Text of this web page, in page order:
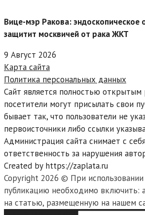
Вице-мэр Ракова: эндоскопическое
защитит москвичей от рака ЖКТ
9 Август 2026
Карта сайта
Политика персональных данных
Сайт является полностью открытым
посетители могут присылать свои
бывает так, что пользователи не
первоисточники либо ссылки
Администрация сайта снимает с
ответственность за нарушения
Created by https://zaplata.ru
Copyright 2026 © При
публикацию необходимо включить:
на статью, размещенную на нашем